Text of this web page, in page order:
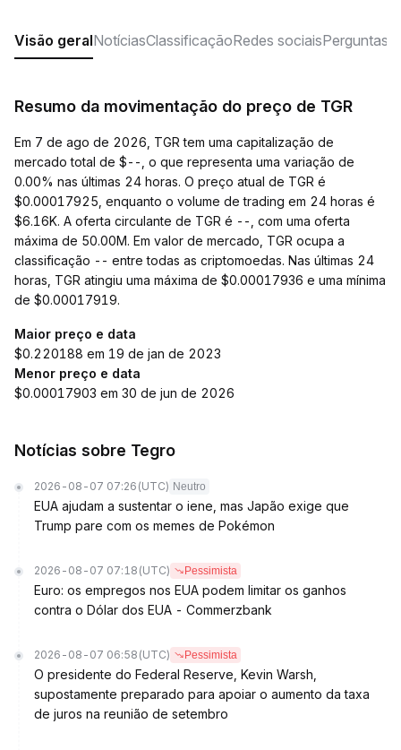
Visão geralNotíciasClassificaçãoRedes sociaisPerguntas
Resumo da movimentação do preço de TGR
Em 7 de ago de 2026, TGR tem uma capitalização de
mercado total de $--, o que representa uma variação de
0.00% nas últimas 24 horas. O preço atual de TGR é
$0.00017925, enquanto o volume de trading em 24 horas é
$6.16K. A oferta circulante de TGR é --, com uma oferta
máxima de 50.00M. Em valor de mercado, TGR ocupa a
classificação -- entre todas as criptomoedas. Nas últimas 24
horas, TGR atingiu uma máxima de $0.00017936 e uma mínima
de $0.00017919.
Maior preço e data
$0.220188 em 19 de jan de 2023
Menor preço e data
$0.00017903 em 30 de jun de 2026
Notícias sobre Tegro
2026-08-07 07:26 (UTC) Neutro
EUA ajudam a sustentar o iene, mas Japão exige que
Trump pare com os memes de Pokémon
2026-08-07 07:18 (UTC) Pessimista
Euro: os empregos nos EUA podem limitar os ganhos
contra o Dólar dos EUA - Commerzbank
2026-08-07 06:58 (UTC) Pessimista
O presidente do Federal Reserve, Kevin Warsh,
supostamente preparado para apoiar o aumento da taxa
de juros na reunião de setembro